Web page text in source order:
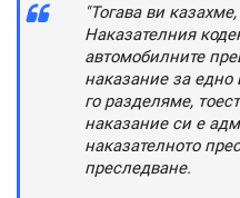
"Тогава ви
Наказателния
автомобилните
наказание за
го разделяме,
наказание си е
наказателното
преследване.